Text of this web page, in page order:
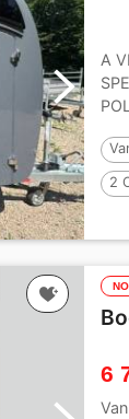
A
2
6